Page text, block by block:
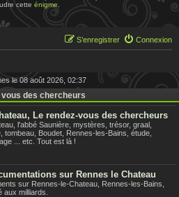
cetteénigme
Connexion
S’enregistrer
le 08 août 2026, 02:37
vous des chercheurs
Le rendez-vous des chercheurs
l'abbé Saunière, mystères, trésor, graal,
tombeau, Boudet, Rennes-les-Bains, étude,
... etc. Tout est là !
sur Rennes le Chateau
sur Rennes-le-Chateau, Rennes-les-Bains,
aux milliards.